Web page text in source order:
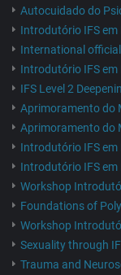
Autocuidado do
Introdutório IFS em
International
Introdutório IFS em
IFS Level 2
Aprimoramento do
Aprimoramento do
Introdutório IFS
Introdutório IFS
Workshop
Foundations of
Workshop
Sexuality through
Trauma and